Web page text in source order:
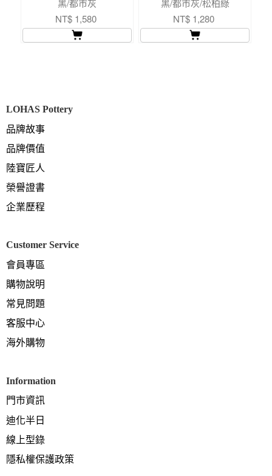
黑/都市灰
NT$ 1,580
黑/都市灰/松柏綠
NT$ 1,280
LOHAS Pottery
品牌故事
品牌價值
陸寶匠人
榮譽證書
企業歷程
Customer Service
會員專區
購物說明
常見問題
客服中心
海外購物
Information
門市資訊
迪化半日
線上型錄
隱私權保護政策